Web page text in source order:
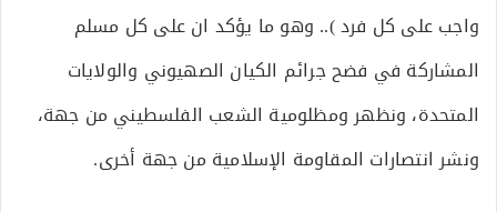
واجب على كل فرد ).. وهو ما يؤكد ان على كل مسلم
المشاركة في فضح جرائم الكيان الصهيوني والولايات
المتحدة، ونظهر ومظلومية الشعب الفلسطيني من جهة،
ونشر انتصارات المقاومة الإسلامية من جهة أخرى.